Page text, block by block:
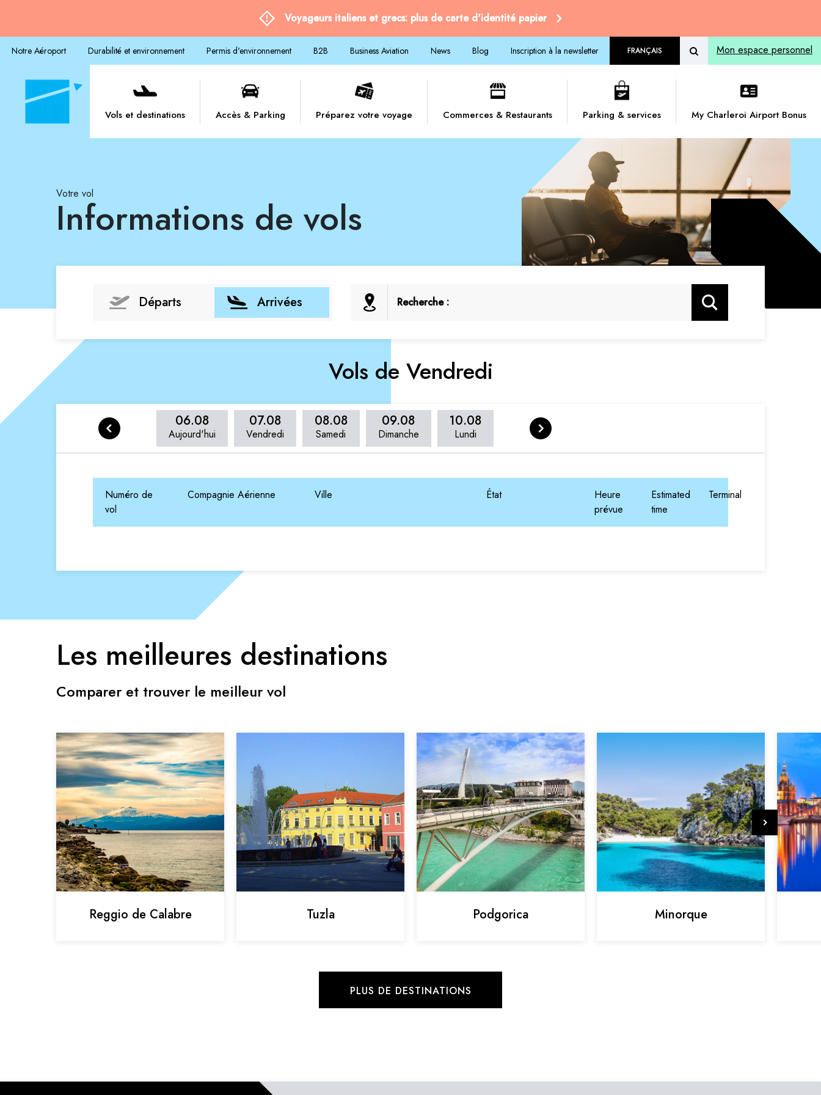
Voyageurs italiens et grecs: plus de carte d'identité papier
Notre Aéroport Durabilité et environnement Permis d'environnement B2B Business Aviation News Blog Inscription à la newsletter FRANÇAIS Mon espace personnel
Vols et destinations Accès & Parking Préparez votre voyage Commerces & Restaurants Parking & services My Charleroi Airport Bonus
Votre vol
Informations de vols
Départs Arrivées Recherche : Rechercher
Vols de Vendredi
06.08
Aujourd'hui
07.08
Vendredi
08.08
Samedi
09.08
Dimanche
10.08
Lundi
Numéro de
vol
Compagnie Aérienne Ville État
Heure
prévue
Estimated
time
Terminal
Les meilleures destinations
Comparer et trouver le meilleur vol
Reggio de Calabre Tuzla Podgorica Minorque
PLUS DE DESTINATIONS